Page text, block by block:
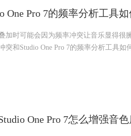
Pro 7的频率分析工具如
加时可能会因为频率冲突让音乐显得很
和Studio One Pro 7的频率分析工具如
One Pro 7怎么增强音